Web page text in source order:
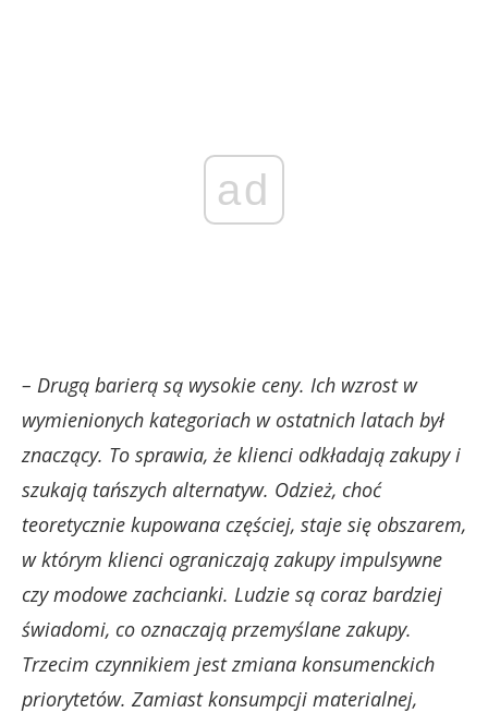
ad
– Drugą barierą są wysokie ceny. Ich wzrost w
wymienionych kategoriach w ostatnich latach był
znaczący. To sprawia, że klienci odkładają zakupy i
szukają tańszych alternatyw. Odzież, choć
teoretycznie kupowana częściej, staje się obszarem,
w którym klienci ograniczają zakupy impulsywne
czy modowe zachcianki. Ludzie są coraz bardziej
świadomi, co oznaczają przemyślane zakupy.
Trzecim czynnikiem jest zmiana konsumenckich
priorytetów. Zamiast konsumpcji materialnej,